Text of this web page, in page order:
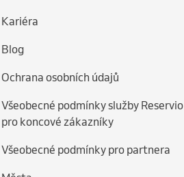
Kariéra
Blog
Ochrana osobních údajů
Všeobecné podmínky služby Reservio
pro koncové zákazníky
Všeobecné podmínky pro partnera